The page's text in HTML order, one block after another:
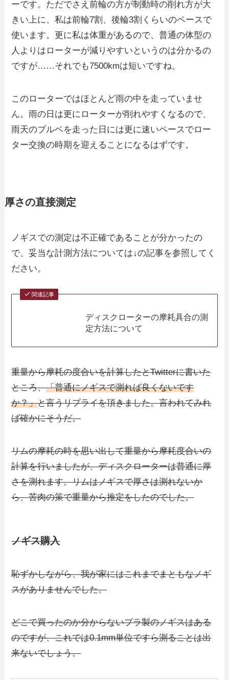
ーです。ただでさえ前輪の方が制動時の削れ方が大
きい上に、私は前輪7割、後輪3割くらいのペースで
使います。更に私は体重があるので、普通の体型の
人よりはローターが減りやすいというのは分かるの
ですが……それでも7500kmは短いですね。
このローターではほとんど雨の中を走っていませ
ん。雨の日は更にローターが削れやすくなるので、
雨天のブルベを走った日には更に速いペースでロー
ター交換の時期を迎えることになるはずです。
厚さの直接測定
ノギスでの測定は不正確であることが分かったの
で、妥当な計測方法については↓の記事を参照してく
ださい。
関連記事
ディスクローターの摩耗具合の測
定方法について
重量から摩耗の度合いを計算したとTwitterに書いた
ところ、「普通にノギスで測れば良くないです
か？」と言うリプライを頂きました。言われてみれ
ば確かにそうだ。
リムの摩耗の時を思い出して重量から摩耗度合いの
計算を行いましたが、ディスクローターは普通に厚
さを測れます。リムはノギスで厚さは測れないか
ら、苦肉の策で重量から推定をしたのでした。
ノギス購入
恥ずかしながら、我が家にはこれまでまともなノギ
スがありませんでした。
どこで買ったのか分からないプラ製のノギスはある
のですが、これでは0.1mm単位ですら測ることは出
来ないでしょう。